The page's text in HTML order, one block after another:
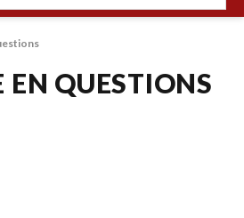
EN QUESTIONS